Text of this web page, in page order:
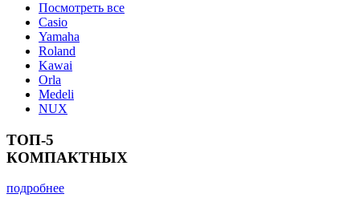
Посмотреть все
Casio
Yamaha
Roland
Kawai
Orla
Medeli
NUX
ТОП-5
КОМПАКТНЫХ
подробнее